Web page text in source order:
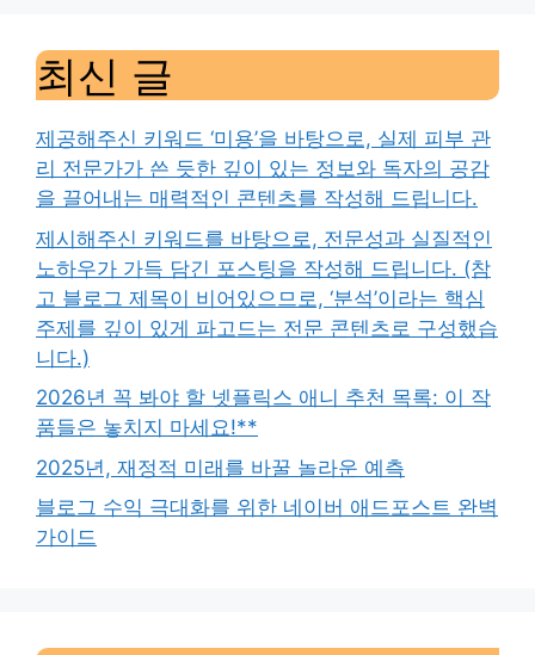
최신 글
제공해주신 키워드 ‘미용’을 바탕으로, 실제 피부 관
리 전문가가 쓴 듯한 깊이 있는 정보와 독자의 공감
을 끌어내는 매력적인 콘텐츠를 작성해 드립니다.
제시해주신 키워드를 바탕으로, 전문성과 실질적인
노하우가 가득 담긴 포스팅을 작성해 드립니다. (참
고 블로그 제목이 비어있으므로, ‘분석’이라는 핵심
주제를 깊이 있게 파고드는 전문 콘텐츠로 구성했습
니다.)
2026년 꼭 봐야 할 넷플릭스 애니 추천 목록: 이 작
품들은 놓치지 마세요!**
2025년, 재정적 미래를 바꿀 놀라운 예측
블로그 수익 극대화를 위한 네이버 애드포스트 완벽
가이드